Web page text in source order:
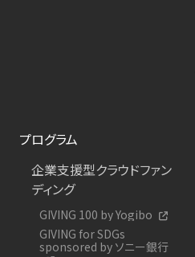
プログラム
企業支援型クラウドファン
ディング
GIVING 100 by Yogibo
GIVING for SDGs
sponsored by ソニー銀行